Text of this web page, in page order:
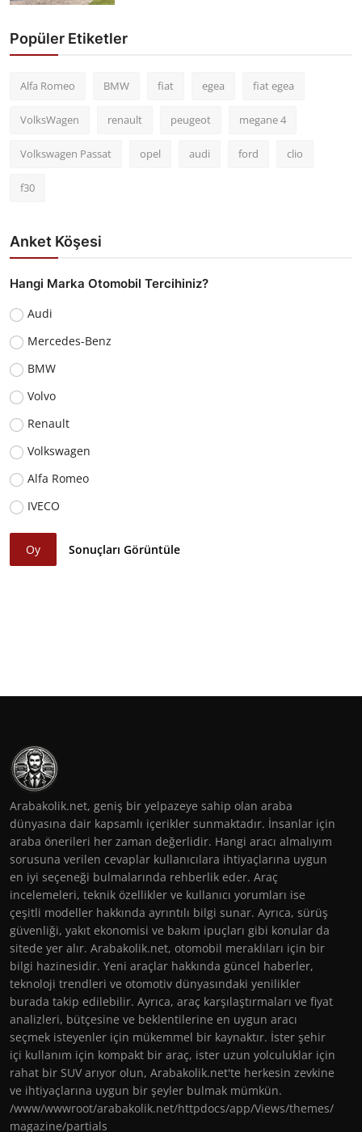
Popüler Etiketler
Alfa Romeo BMW fiat egea fiat egea
VolksWagen renault peugeot megane 4
Volkswagen Passat opel audi ford clio
f30
Anket Köşesi
Hangi Marka Otomobil Tercihiniz?
Audi
Mercedes-Benz
BMW
Volvo
Renault
Volkswagen
Alfa Romeo
IVECO
Oy Sonuçları Görüntüle
Arabakolik.net, geniş bir yelpazeye sahip olan araba
dünyasına dair kapsamlı içerikler sunmaktadır. İnsanlar için
araba önerileri her zaman değerlidir. Hangi aracı almalıyım
sorusuna verilen cevaplar kullanıcılara ihtiyaçlarına uygun
en iyi seçeneği bulmalarında rehberlik eder. Araç
incelemeleri, teknik özellikler ve kullanıcı yorumları ise
çeşitli modeller hakkında ayrıntılı bilgi sunar. Ayrıca, sürüş
güvenliği, yakıt ekonomisi ve bakım ipuçları gibi konular da
sitede yer alır. Arabakolik.net, otomobil meraklıları için bir
bilgi hazinesidir. Yeni araçlar hakkında güncel haberler,
teknoloji trendleri ve otomotiv dünyasındaki yenilikler
burada takip edilebilir. Ayrıca, araç karşılaştırmaları ve fiyat
analizleri, bütçesine ve beklentilerine en uygun aracı
seçmek isteyenler için mükemmel bir kaynaktır. İster şehir
içi kullanım için kompakt bir araç, ister uzun yolculuklar için
rahat bir SUV arıyor olun, Arabakolik.net'te herkesin zevkine
ve ihtiyaçlarına uygun bir şeyler bulmak mümkün.
/www/wwwroot/arabakolik.net/httpdocs/app/Views/themes/
magazine/partials